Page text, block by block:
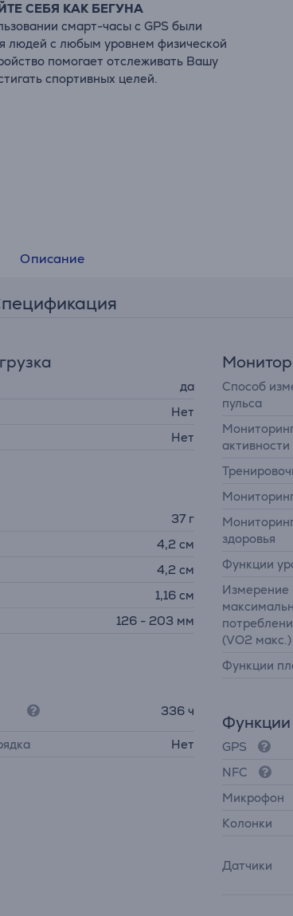
СЕБЯ КАК БЕГУНА
смарт-часы с GPS были
людей с любым уровнем физической
помогает отслеживать Вашу
спортивных целей.
Описание
да
Нет
Нет
37 г
4,2 см
4,2 см
1,16 см
126 - 203 мм
336 ч
Нет
Способ
пульса
активности
здоровья
Функции
Измерение
(VO2 макс.)
Функции
Функции
GPS
NFC
Микрофон
Колонки
Датчики